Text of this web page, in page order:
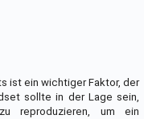
ist ein wichtiger Faktor, der
sollte in der Lage sein,
reproduzieren, um ein